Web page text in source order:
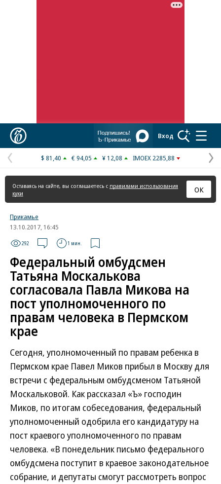
Вход
Предыдущая
страница
$ 81,40 € 94,05 ¥ 12,08 IMOEX 2285,88
Оставаясь на сайте, вы соглашаетесь с правилами использования
куки
ОК
Прикамье
13.10.2017, 16:45
292 1 мин.
Федеральный омбудсмен
Татьяна Москалькова
согласовала Павла Микова на
пост уполномоченного по
правам человека в Пермском
крае
Сегодня, уполномоченный по правам ребенка в
Пермском крае Павел Миков прибыл в Москву для
встречи с федеральным омбудсменом Татьяной
Москальковой. Как рассказал «Ъ» господин
Миков, по итогам собеседования, федеральный
уполномоченный одобрила его кандидатуру на
пост краевого уполномоченного по правам
человека. «В понедельник письмо федерального
омбудсмена поступит в краевое законодательное
собрание, и депутаты смогут рассмотреть вопрос